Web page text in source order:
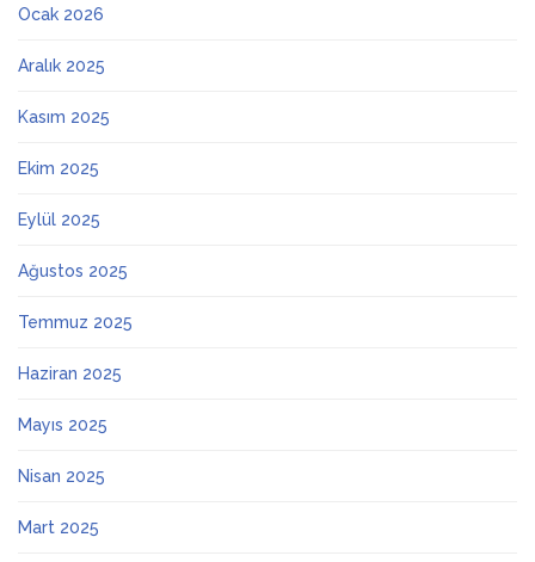
Ocak 2026
Aralık 2025
Kasım 2025
Ekim 2025
Eylül 2025
Ağustos 2025
Temmuz 2025
Haziran 2025
Mayıs 2025
Nisan 2025
Mart 2025